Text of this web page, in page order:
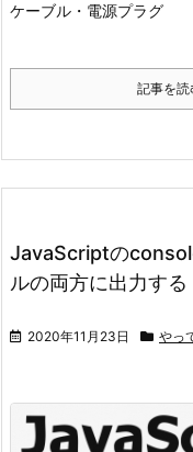
ケーブル・電源プラグ
記事を読
JavaScriptの
ルの両方に出力する
2020年11月23日 やっ